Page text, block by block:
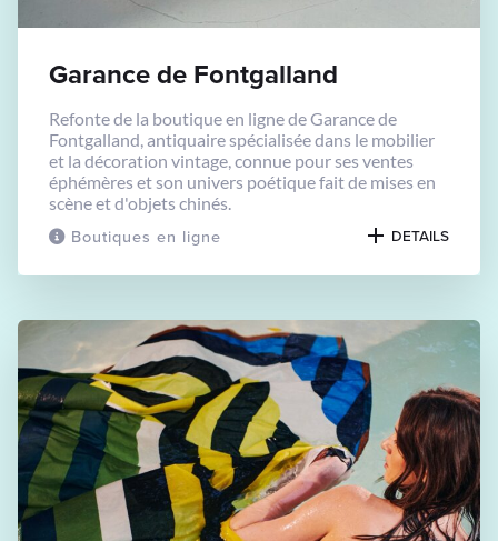
Boutiques en ligne
Garance de Fontgalland
Refonte de la boutique en ligne de Garance de
Fontgalland, antiquaire spécialisée dans le mobilier
et la décoration vintage, connue pour ses ventes
éphémères et son univers poétique fait de mises en
scène et d'objets chinés.
DETAILS